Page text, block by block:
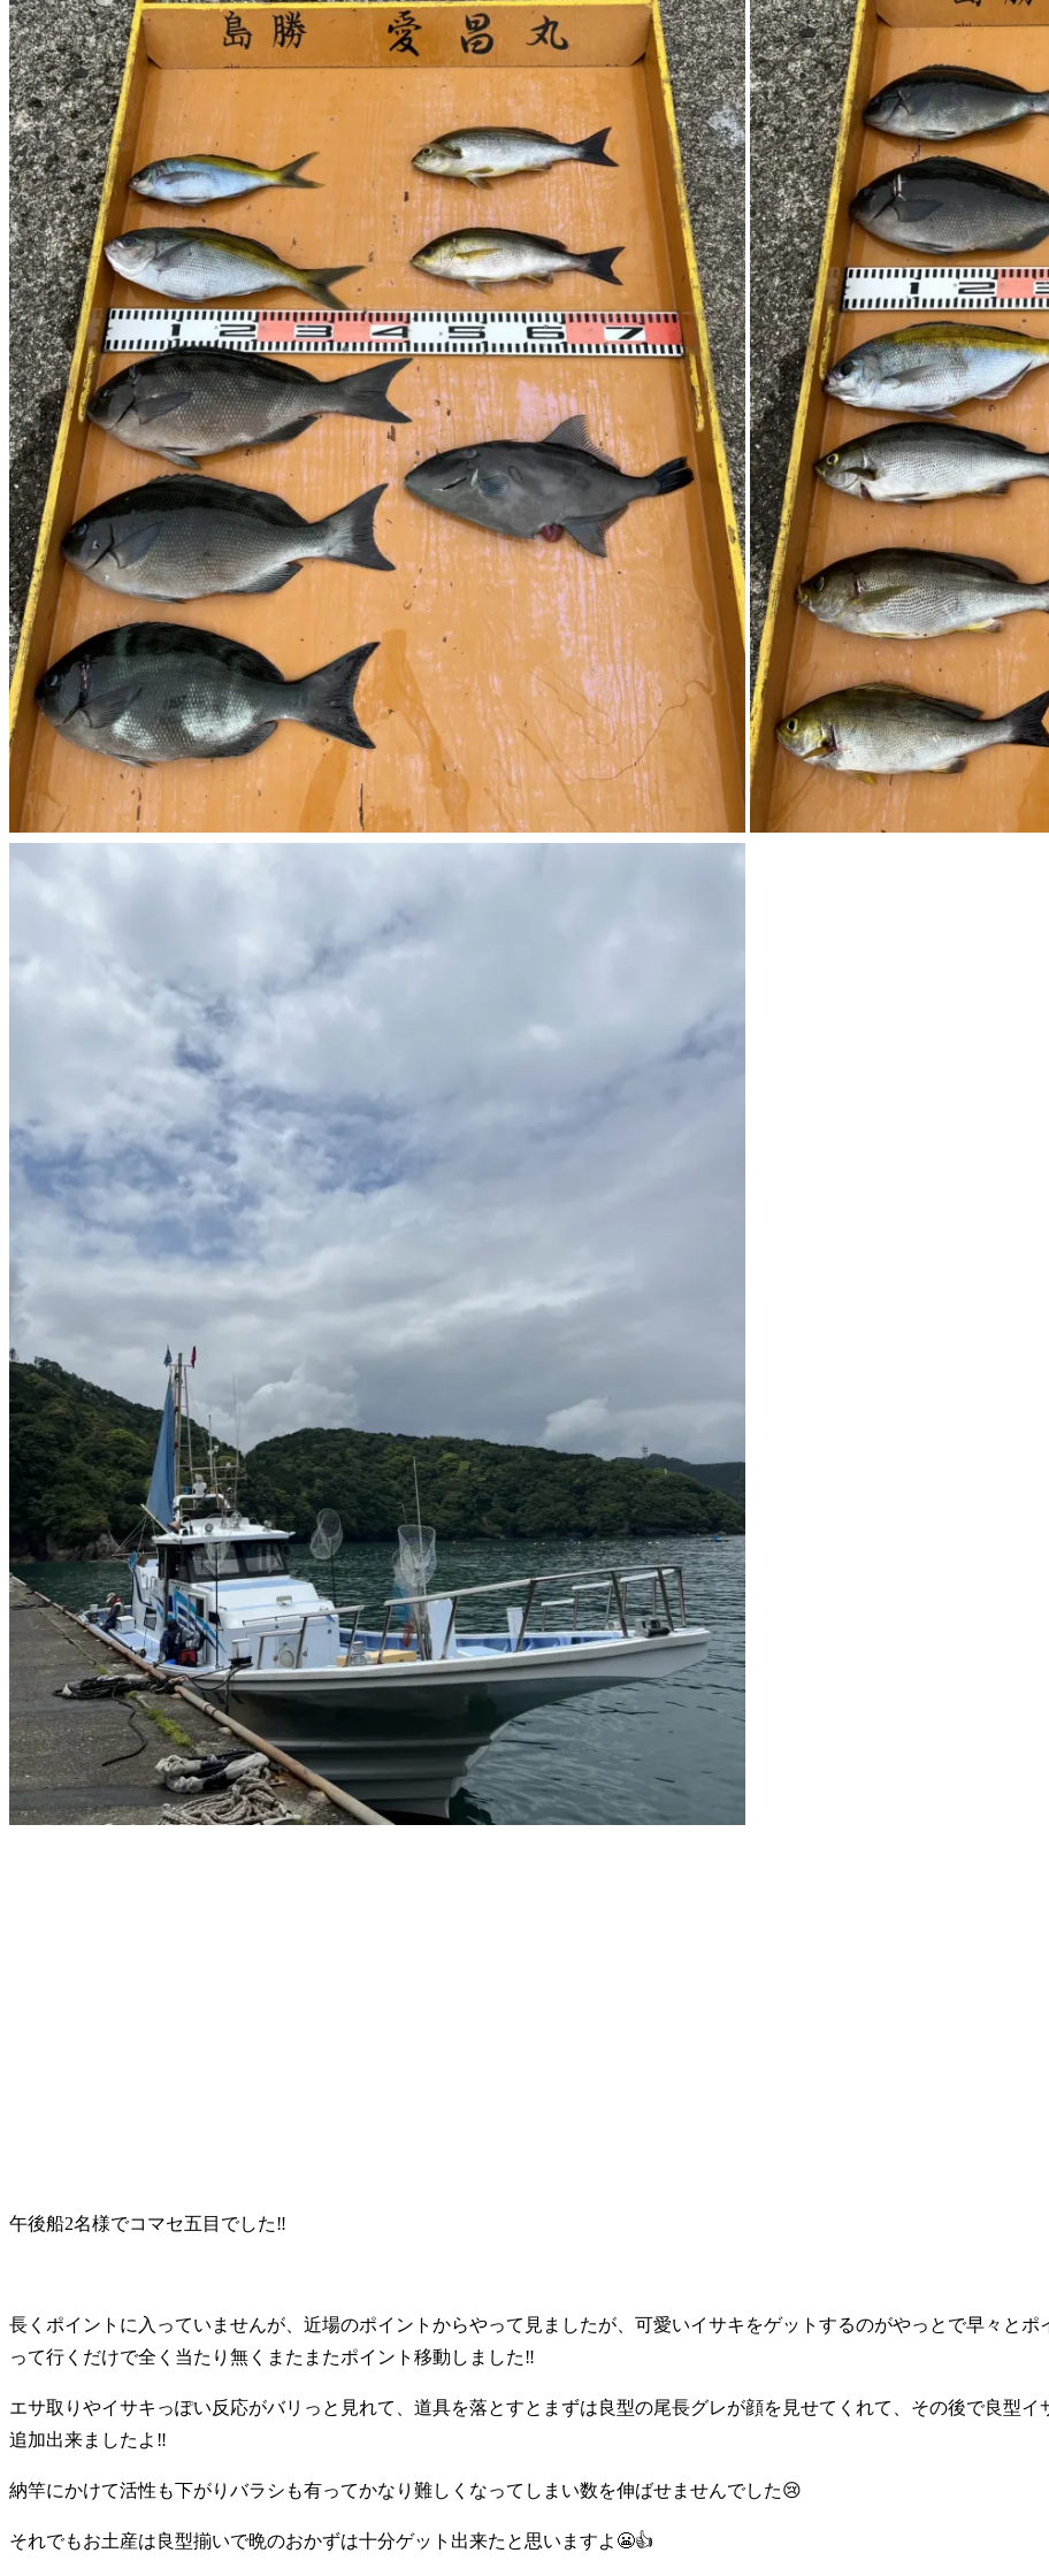
午後船2名様でコマセ五目でした‼️
長くポイントに入っていませんが、近場のポイントからやって見ましたが、可愛いイサキをゲットするのがやっとで早々と
って行くだけで全く当たり無くまたまたポイント移動しました‼️
エサ取りやイサキっぽい反応がバリっと見れて、道具を落とすとまずは良型の尾長グレが顔を見せてくれて、その後で良型
追加出来ましたよ‼️
納竿にかけて活性も下がりバラシも有ってかなり難しくなってしまい数を伸ばせませんでした😢
それでもお土産は良型揃いで晩のおかずは十分ゲット出来たと思いますよ😬👍